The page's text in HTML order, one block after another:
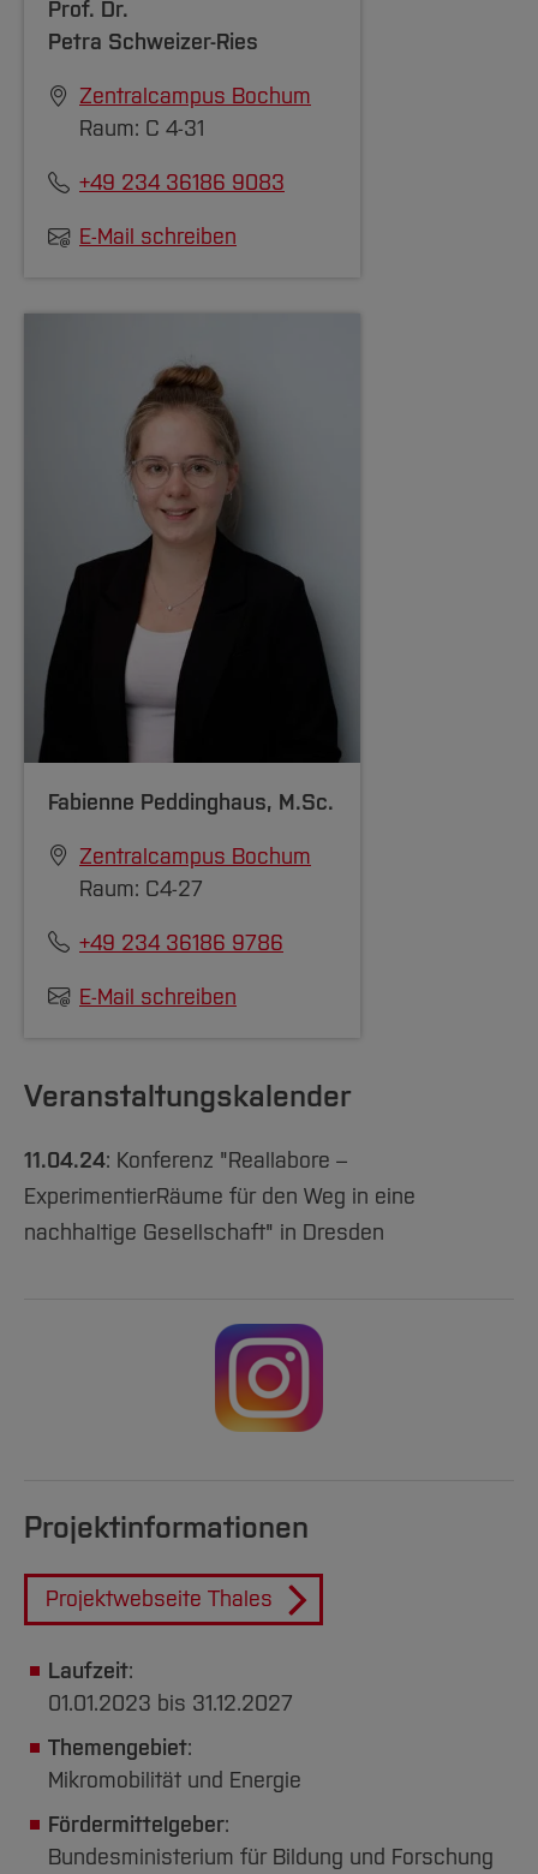
Prof. Dr.
Petra Schweizer-Ries
Zentralcampus Bochum
Raum: C 4-31
+49 234 36186 9083
E-Mail schreiben
Fabienne Peddinghaus, M.Sc.
Zentralcampus Bochum
Raum: C4-27
+49 234 36186 9786
E-Mail schreiben
Veranstaltungskalender
11.04.24: Konferenz "Reallabore –
ExperimentierRäume für den Weg in eine
nachhaltige Gesellschaft" in Dresden
Projektinformationen
Projektwebseite Thales
Laufzeit:
01.01.2023 bis 31.12.2027
Themengebiet:
Mikromobilität und Energie
Fördermittelgeber:
Bundesministerium für Bildung und Forschung